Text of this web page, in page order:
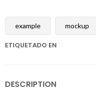
example mockup
ETIQUETADO EN
DESCRIPTION